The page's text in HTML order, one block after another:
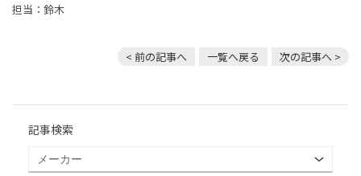
担当：鈴木
< 前の記事へ 一覧へ戻る 次の記事へ >
記事検索